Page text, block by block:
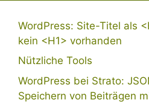
WordPress: Site-Titel als
kein <H1> vorhanden
Nützliche Tools
WordPress bei Strato:
Speichern von Beiträgen